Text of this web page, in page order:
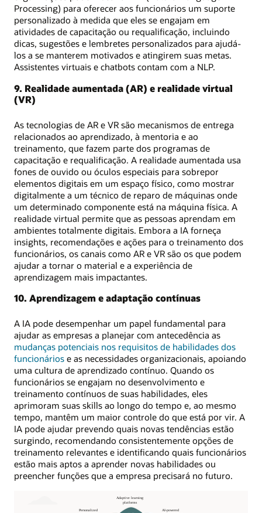
Processing) para oferecer aos funcionários um suporte
personalizado à medida que eles se engajam em
atividades de capacitação ou requalificação, incluindo
dicas, sugestões e lembretes personalizados para ajudá-
los a se manterem motivados e atingirem suas metas.
Assistentes virtuais e chatbots contam com a NLP.
9. Realidade aumentada (AR) e realidade virtual
(VR)
As tecnologias de AR e VR são mecanismos de entrega
relacionados ao aprendizado, à mentoria e ao
treinamento, que fazem parte dos programas de
capacitação e requalificação. A realidade aumentada usa
fones de ouvido ou óculos especiais para sobrepor
elementos digitais em um espaço físico, como mostrar
digitalmente a um técnico de reparo de máquinas onde
um determinado componente está na máquina física. A
realidade virtual permite que as pessoas aprendam em
ambientes totalmente digitais. Embora a IA forneça
insights, recomendações e ações para o treinamento dos
funcionários, os canais como AR e VR são os que podem
ajudar a tornar o material e a experiência de
aprendizagem mais impactantes.
10. Aprendizagem e adaptação contínuas
A IA pode desempenhar um papel fundamental para
ajudar as empresas a planejar com antecedência as
mudanças potenciais nos requisitos de habilidades dos
funcionários e as necessidades organizacionais, apoiando
uma cultura de aprendizado contínuo. Quando os
funcionários se engajam no desenvolvimento e
treinamento contínuos de suas habilidades, eles
aprimoram suas skills ao longo do tempo e, ao mesmo
tempo, mantêm um maior controle do que está por vir. A
IA pode ajudar prevendo quais novas tendências estão
surgindo, recomendando consistentemente opções de
treinamento relevantes e identificando quais funcionários
estão mais aptos a aprender novas habilidades ou
preencher funções que a empresa precisará no futuro.